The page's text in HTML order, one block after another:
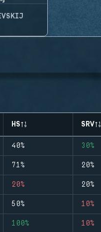
HS SRV
40% 30%
71% 20%
20% 20%
50% 10%
100% 10%